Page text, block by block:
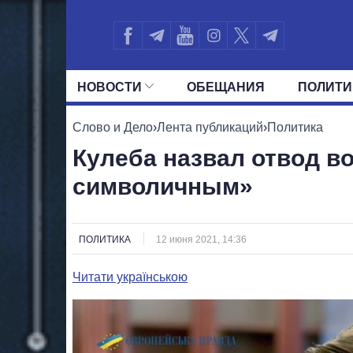
НОВОСТИ ОБЕЩАНИЯ
ВСЕ ПОЛИТИКИ ПРЕЗИДЕНТ И
Слово и Дело›Лента публикаций›Политика
Кулеба назвал отвод
символичным»
ПОЛИТИКА 12 июня 2021, 14:36
Читати українською